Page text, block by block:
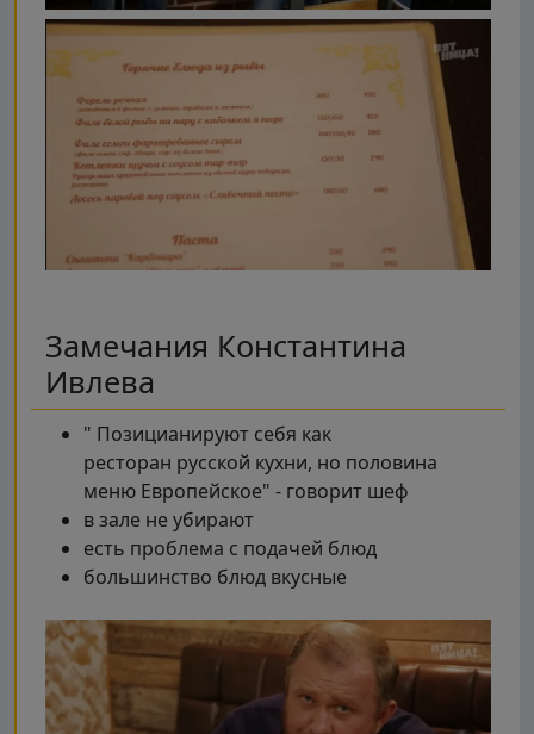
Замечания Константина
Ивлева
" Позицианируют себя как
ресторан русской кухни, но половина
меню Европейское" - говорит шеф
в зале не убирают
есть проблема с подачей блюд
большинство блюд вкусные